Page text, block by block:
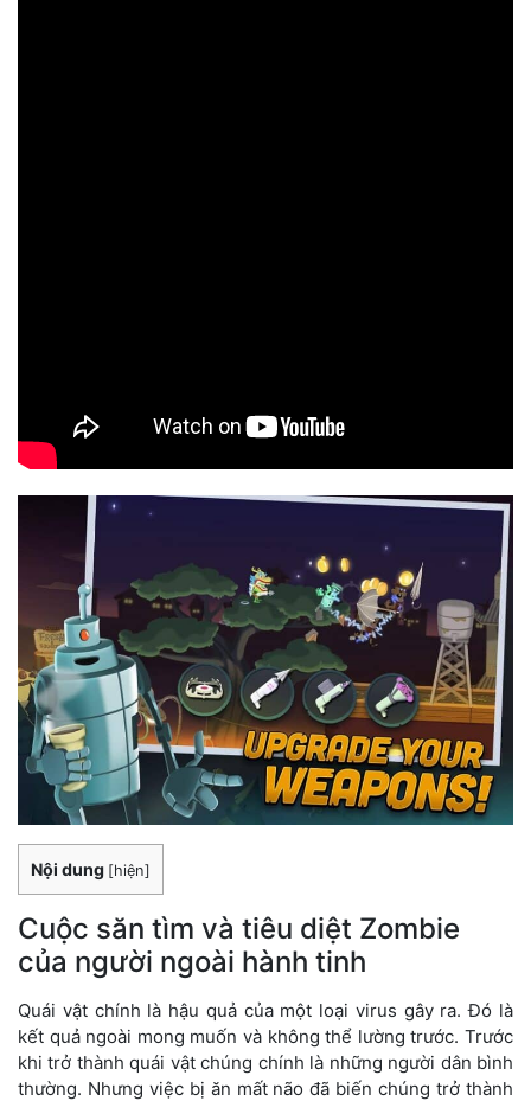
Nội dung [hiện]
Cuộc săn tìm và tiêu diệt Zombie
của người ngoài hành tinh
Quái vật chính là hậu quả của một loại virus gây ra. Đó là
kết quả ngoài mong muốn và không thể lường trước. Trước
khi trở thành quái vật chúng chính là những người dân bình
thường. Nhưng việc bị ăn mất não đã biến chúng trở thành